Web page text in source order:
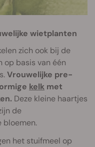
wietplanten
zich ook bij de
op basis van één
Vrouwelijke pre-
kelk met
Deze kleine haartjes
de
bloemen.
het stuifmeel op